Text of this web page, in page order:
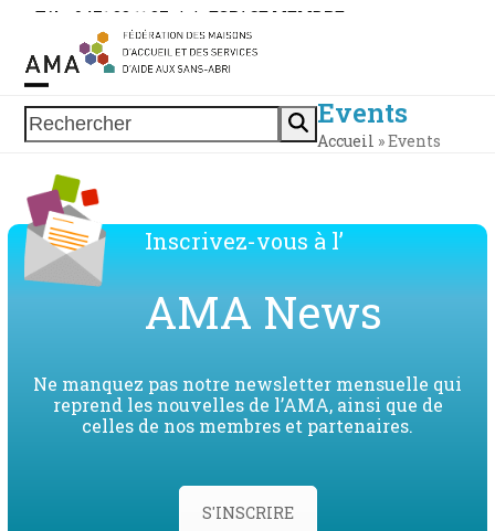
Skip
content
Tél. : 0471 38 11 37 | | ESPACE MEMBRE
Rechercher
Open
mobile
menu
Close
mobile
menu
Events
Accueil »Events
Inscrivez-vous à l’
AMA News
Ne manquez pas notre newsletter mensuelle qui
reprend les nouvelles de l’AMA, ainsi que de
celles de nos membres et partenaires.
S'INSCRIRE